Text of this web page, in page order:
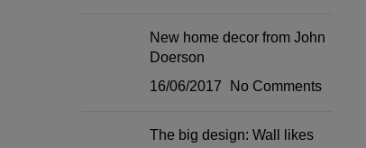
New home decor from John
Doerson
16/06/2017
No Comments
The big design: Wall likes